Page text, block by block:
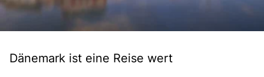
Dänemark ist eine Reise wert